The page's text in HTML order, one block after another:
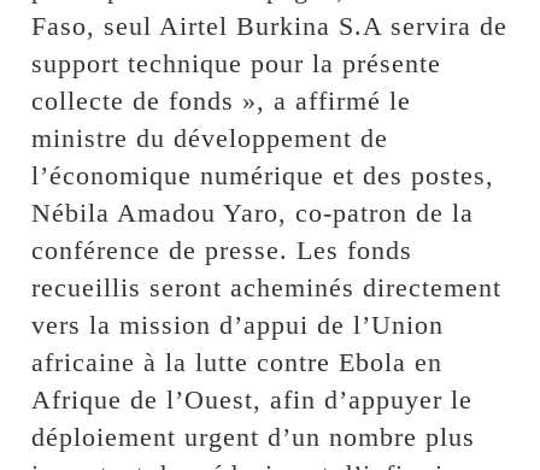
Faso, seul Airtel Burkina S.A servira de
support technique pour la présente
collecte de fonds », a affirmé le
ministre du développement de
l’économique numérique et des postes,
Nébila Amadou Yaro, co-patron de la
conférence de presse. Les fonds
recueillis seront acheminés directement
vers la mission d’appui de l’Union
africaine à la lutte contre Ebola en
Afrique de l’Ouest, afin d’appuyer le
déploiement urgent d’un nombre plus